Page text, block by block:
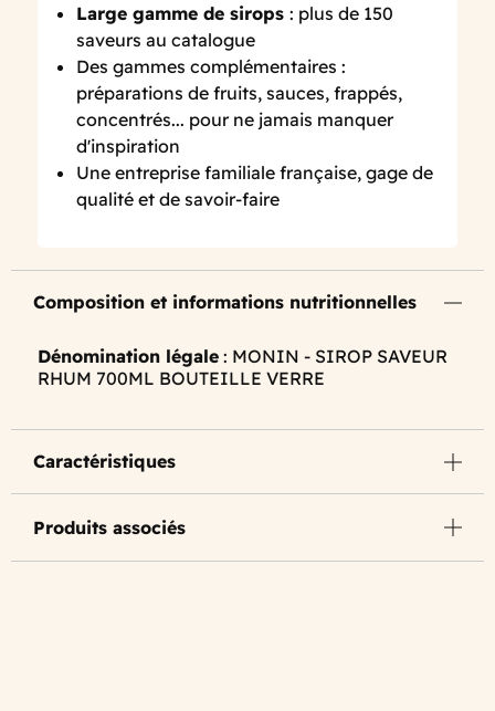
Large gamme de sirops: plus de 150
saveurs au catalogue
Des gammes complémentaires :
préparations de fruits, sauces, frappés,
concentrés... pour ne jamais manquer
d'inspiration
Une entreprise familiale française, gage de
qualité et de savoir-faire
Composition et informations nutritionnelles
Dénomination légale : MONIN - SIROP SAVEUR
RHUM 700ML BOUTEILLE VERRE
Caractéristiques
Produits associés